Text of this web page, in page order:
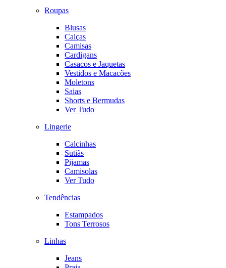
Roupas
Blusas
Calças
Camisas
Cardigans
Casacos e Jaquetas
Vestidos e Macacões
Moletons
Saias
Shorts e Bermudas
Ver Tudo
Lingerie
Calcinhas
Sutiãs
Pijamas
Camisolas
Ver Tudo
Tendências
Estampados
Tons Terrosos
Linhas
Jeans